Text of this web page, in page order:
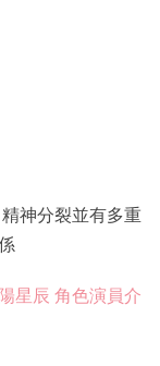
神分裂並有多重
星辰 角色演員介